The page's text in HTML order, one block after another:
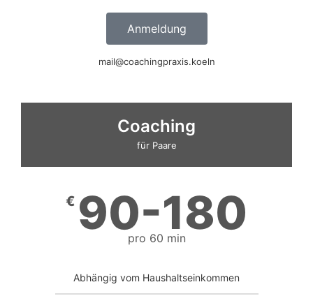
Anmeldung
mail@coachingpraxis.koeln
Coaching
für Paare
€ 90-180
pro 60 min
Abhängig vom Haushaltseinkommen